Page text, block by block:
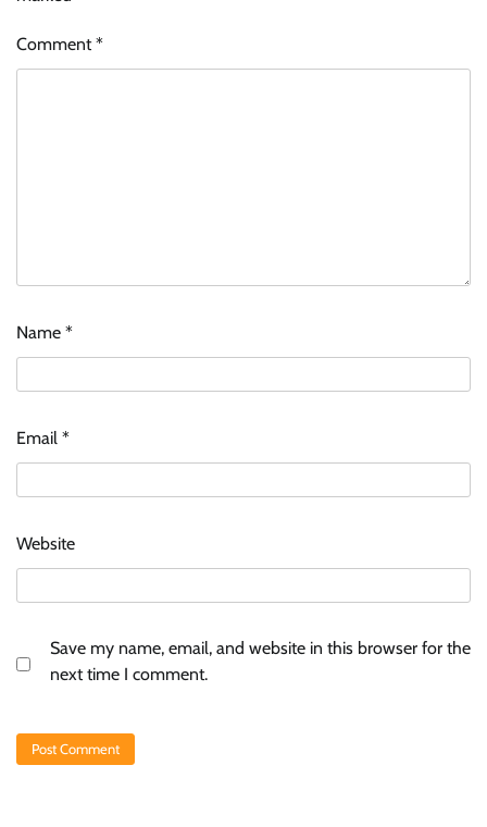
Comment*
Name *
Email *
Website
Save my name, email, and website in this browser for the
next time I comment.